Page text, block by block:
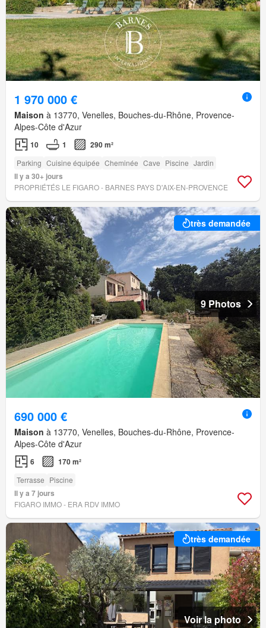
1 970 000 €
Maison à 13770, Venelles, Bouches-du-Rhône, Provence-
Alpes-Côte d'Azur
10 1 290 m²
Parking Cuisine équipée Cheminée Cave Piscine Jardin
Il y a 30+ jours
PROPRIÉTÉS LE FIGARO - BARNES PAYS D'AIX-EN-PROVENCE
très demandée
9 Photos
690 000 €
Maison à 13770, Venelles, Bouches-du-Rhône, Provence-
Alpes-Côte d'Azur
6 170 m²
Terrasse Piscine
Il y a 7 jours
FIGARO IMMO - ERA RDV IMMO
très demandée
Voir la photo